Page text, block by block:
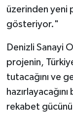
üzerinden yeni
gösteriyor."
Denizli Sanayi
projenin,
tutacağını ve
rekabet gücünü